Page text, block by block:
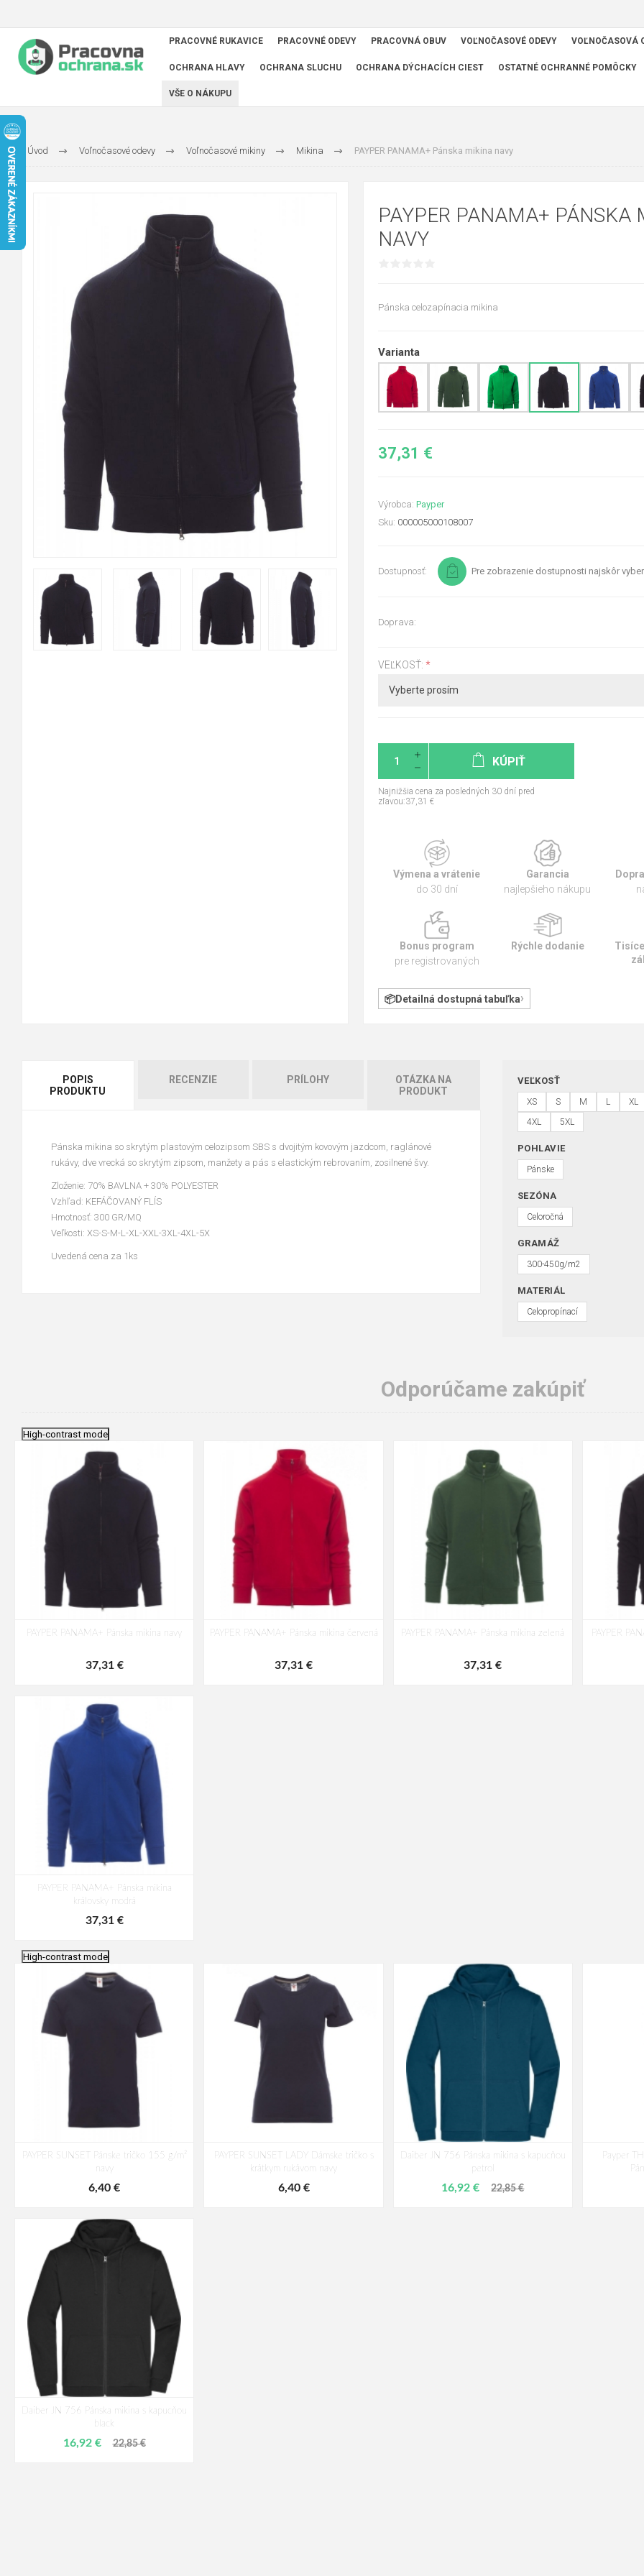
PRACOVNÉ RUKAVICE PRACOVNÉ ODEVY PRACOVNÁ OBUV VOĽNOČASOVÉ ODEVY VOĽNOČASOVÁ
OCHRANA HLAVY OCHRANA SLUCHU OCHRANA DÝCHACÍCH CIEST OSTATNÉ OCHRANNÉ POMÔCKY
VŠE O NÁKUPU
Úvod Voľnočasové odevy Voľnočasové mikiny Mikina PAYPER PANAMA+ Pánska mikina navy
PAYPER PANAMA+ PÁNSKA
NAVY
Pánska celozapínacia mikina
Varianta
37,31 €
Výrobca: Payper
Sku: 000005000108007
Dostupnosť: Pre zobrazenie dostupnosti najskôr
Doprava:
VEĽKOSŤ: *
KÚPIŤ
Najnižšia cena za posledných 30 dní pred
zľavou:37,31 €
Výmena a vrátenie
do 30 dní
Garancia
najlepšieho nákupu
Bonus program
pre registrovaných
Rýchle dodanie
Detailná dostupná tabuľka
POPIS
PRODUKTU
RECENZIE PRÍLOHY
OTÁZKA NA
PRODUKT
Pánska mikina so skrytým plastovým celozipsom SBS s dvojitým kovovým jazdcom, raglánové
rukávy, dve vrecká so skrytým zipsom, manžety a pás s elastickým rebrovaním, zosilnené švy.
Zloženie: 70% BAVLNA + 30% POLYESTER
Vzhľad: KEFÁČOVANÝ FLÍS
Hmotnosť: 300 GR/MQ
Veľkosti: XS-S-M-L-XL-XXL-3XL-4XL-5X
Uvedená cena za 1ks
VEĽKOSŤ
XS S M L XL
4XL
5XL
POHLAVIE
Pánske
SEZÓNA
Celoročná
GRAMÁŽ
300-450g/m2
MATERIÁL
Celopropínací
Odporúčame zakúpiť
High-contrast mode
PAYPER PANAMA+ Pánska mikina navy
37,31 €
PAYPER PANAMA+ Pánska mikina červená
37,31 €
PAYPER PANAMA+ Pánska mikina zelená
37,31 €
PAYPER
PAYPER PANAMA+ Pánska mikina
královsky modrá
37,31 €
High-contrast mode
PAYPER SUNSET Pánske tričko 155 g/m²
navy
6,40 €
PAYPER SUNSET LADY Dámske tričko s
krátkym rukávom navy
6,40 €
Daiber JN 756 Pánska mikina s kapucňou
petrol
16,92 € 22,85 €
Payper
Daiber JN 756 Pánska mikina s kapucňou
black
16,92 € 22,85 €